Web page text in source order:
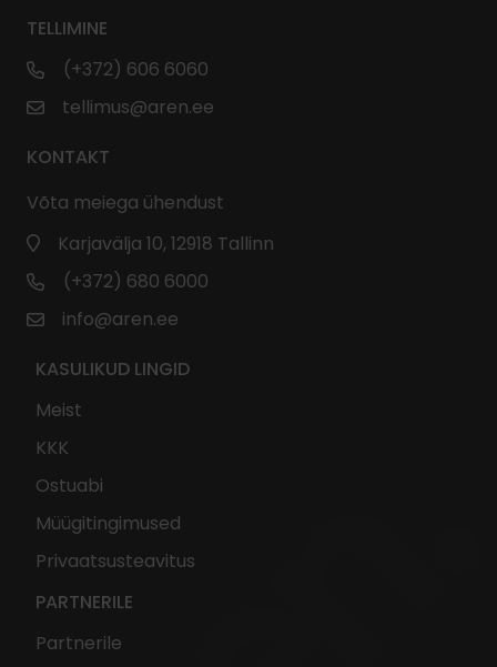
TELLIMINE
(+372) 606 6060
tellimus@aren.ee
KONTAKT
Võta meiega ühendust
Karjavälja 10, 12918 Tallinn
(+372) 680 6000
info@aren.ee
KASULIKUD LINGID
Meist
KKK
Ostuabi
Müügitingimused
Privaatsusteavitus
PARTNERILE
Partnerile